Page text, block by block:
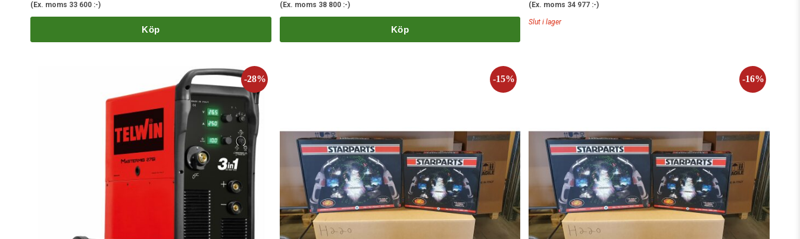
(Ex. moms 33 600 :-)
Köp
(Ex. moms 38 800 :-)
Köp
(Ex. moms 34 977 :-)
Slut i lager